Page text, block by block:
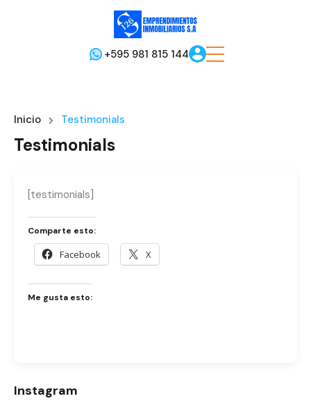
+595 981 815 144
Inicio Testimonials
Testimonials
[testimonials]
Comparte esto:
Facebook X
Me gusta esto:
Instagram